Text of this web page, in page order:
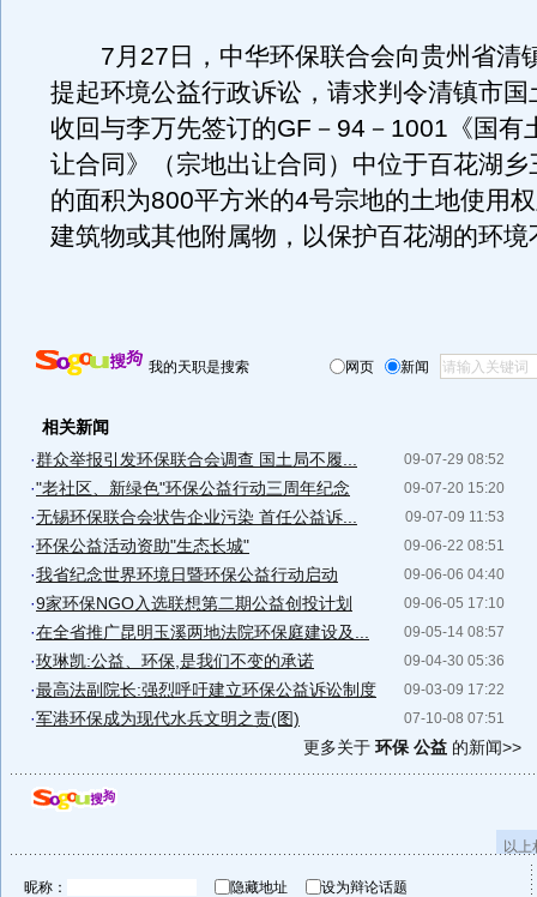
7月27日，中华环保联合会向贵州省清
提起环境公益行政诉讼，请求判令清镇市国
收回与李万先签订的GF－94－1001《国有
让合同》（宗地出让合同）中位于百花湖乡
的面积为800平方米的4号宗地的土地使用
建筑物或其他附属物，以保护百花湖的环境
我的天职是搜索 网页 新闻
相关新闻
09-07-29 08:52
·群众举报引发环保联合会调查 国土局不履...
09-07-20 15:20
·"老社区、新绿色"环保公益行动三周年纪念
09-07-09 11:53
·无锡环保联合会状告企业污染 首任公益诉...
09-06-22 08:51
·环保公益活动资助"生态长城"
09-06-06 04:40
·我省纪念世界环境日暨环保公益行动启动
09-06-05 17:10
·9家环保NGO入选联想第二期公益创投计划
09-05-14 08:57
·在全省推广昆明玉溪两地法院环保庭建设及...
09-04-30 05:36
·玫琳凯:公益、环保,是我们不变的承诺
09-03-09 17:22
·最高法副院长:强烈呼吁建立环保公益诉讼制度
07-10-08 07:51
·军港环保成为现代水兵文明之责(图)
更多关于 环保 公益 的新闻>>
以
昵称： 隐藏地址 设为辩论话题